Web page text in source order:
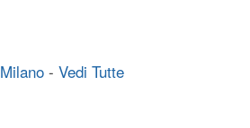
Milano - Vedi Tutte